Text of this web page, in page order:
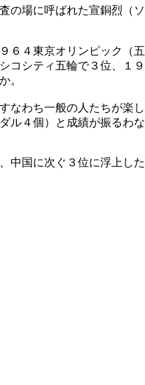
場に呼ばれた宣銅烈（
４東京オリンピック（
シティ五輪で３位、１
。
わち一般の人たちが楽
４個）と成績が振るわな
国に次ぐ３位に浮上し